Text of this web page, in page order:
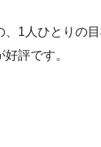
1人ひとりの
評です。